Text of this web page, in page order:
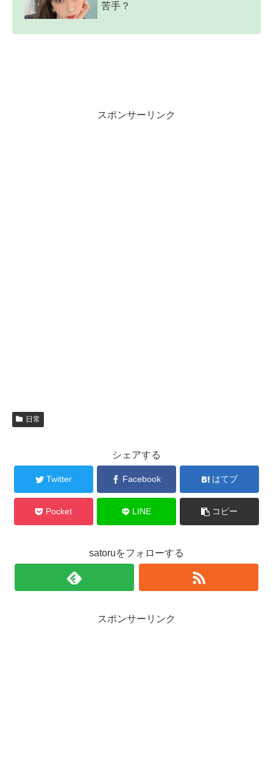
苦手？
スポンサーリンク
日常
シェアする
Twitter Facebook はてブ
Pocket LINE コピー
satoruをフォローする
スポンサーリンク